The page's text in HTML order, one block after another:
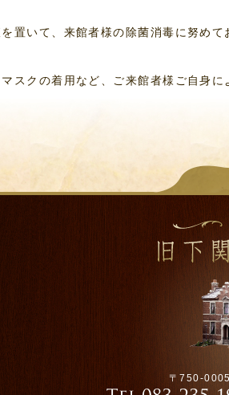
置いて、来館者様の除菌消毒に努め
スクの着用など、ご来館者様ご自身
〒750-